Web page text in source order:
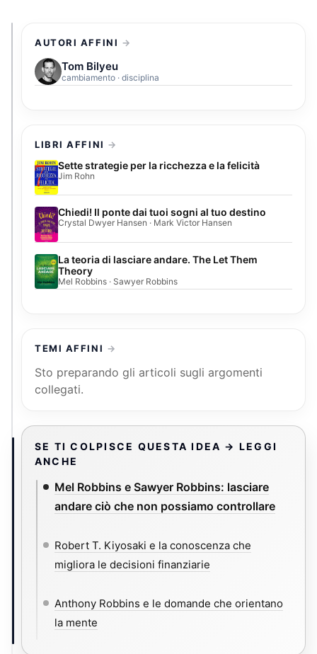
AUTORI AFFINI
Tom Bilyeu
cambiamento · disciplina
LIBRI AFFINI
Sette strategie per la ricchezza e la felicità
Jim Rohn
Chiedi! Il ponte dai tuoi sogni al tuo destino
Crystal Dwyer Hansen · Mark Victor Hansen
La teoria di lasciare andare. The Let Them
Theory
Mel Robbins · Sawyer Robbins
TEMI AFFINI
Sto preparando gli articoli sugli argomenti
collegati.
SE TI COLPISCE QUESTA IDEA → LEGGI
ANCHE
Mel Robbins e Sawyer Robbins: lasciare
andare ciò che non possiamo controllare
Robert T. Kiyosaki e la conoscenza che
migliora le decisioni finanziarie
Anthony Robbins e le domande che orientano
la mente